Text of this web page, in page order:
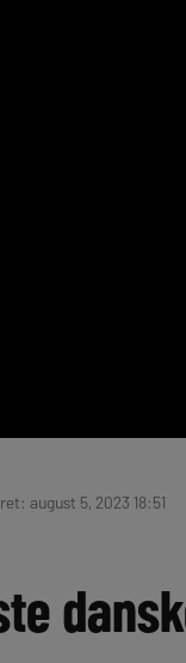
august 5, 2023 18:51